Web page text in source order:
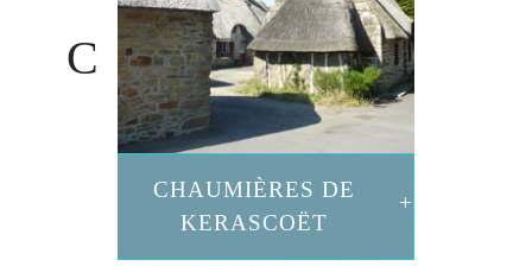
CHAUMIÈRES DE
KERASCOËT